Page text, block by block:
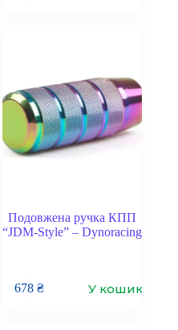
Подовжена ручка КПП
“JDM-Style” – Dynoracing
678 ₴ У кошик